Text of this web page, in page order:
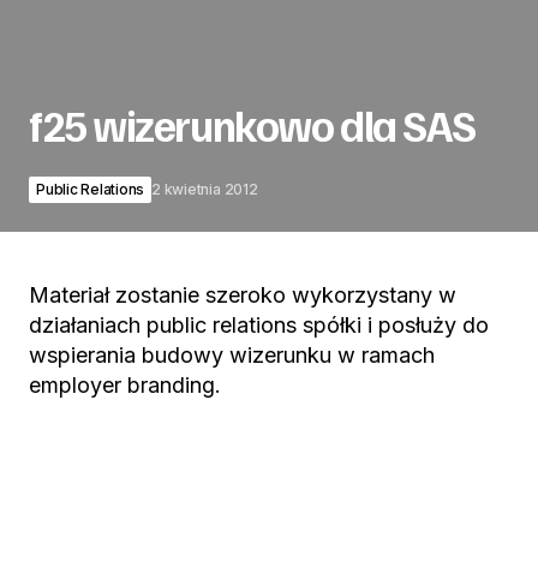
f25 wizerunkowo dla SAS
Public Relations 2 kwietnia 2012
Materiał zostanie szeroko wykorzystany w
działaniach public relations spółki i posłuży do
wspierania budowy wizerunku w ramach
employer branding.